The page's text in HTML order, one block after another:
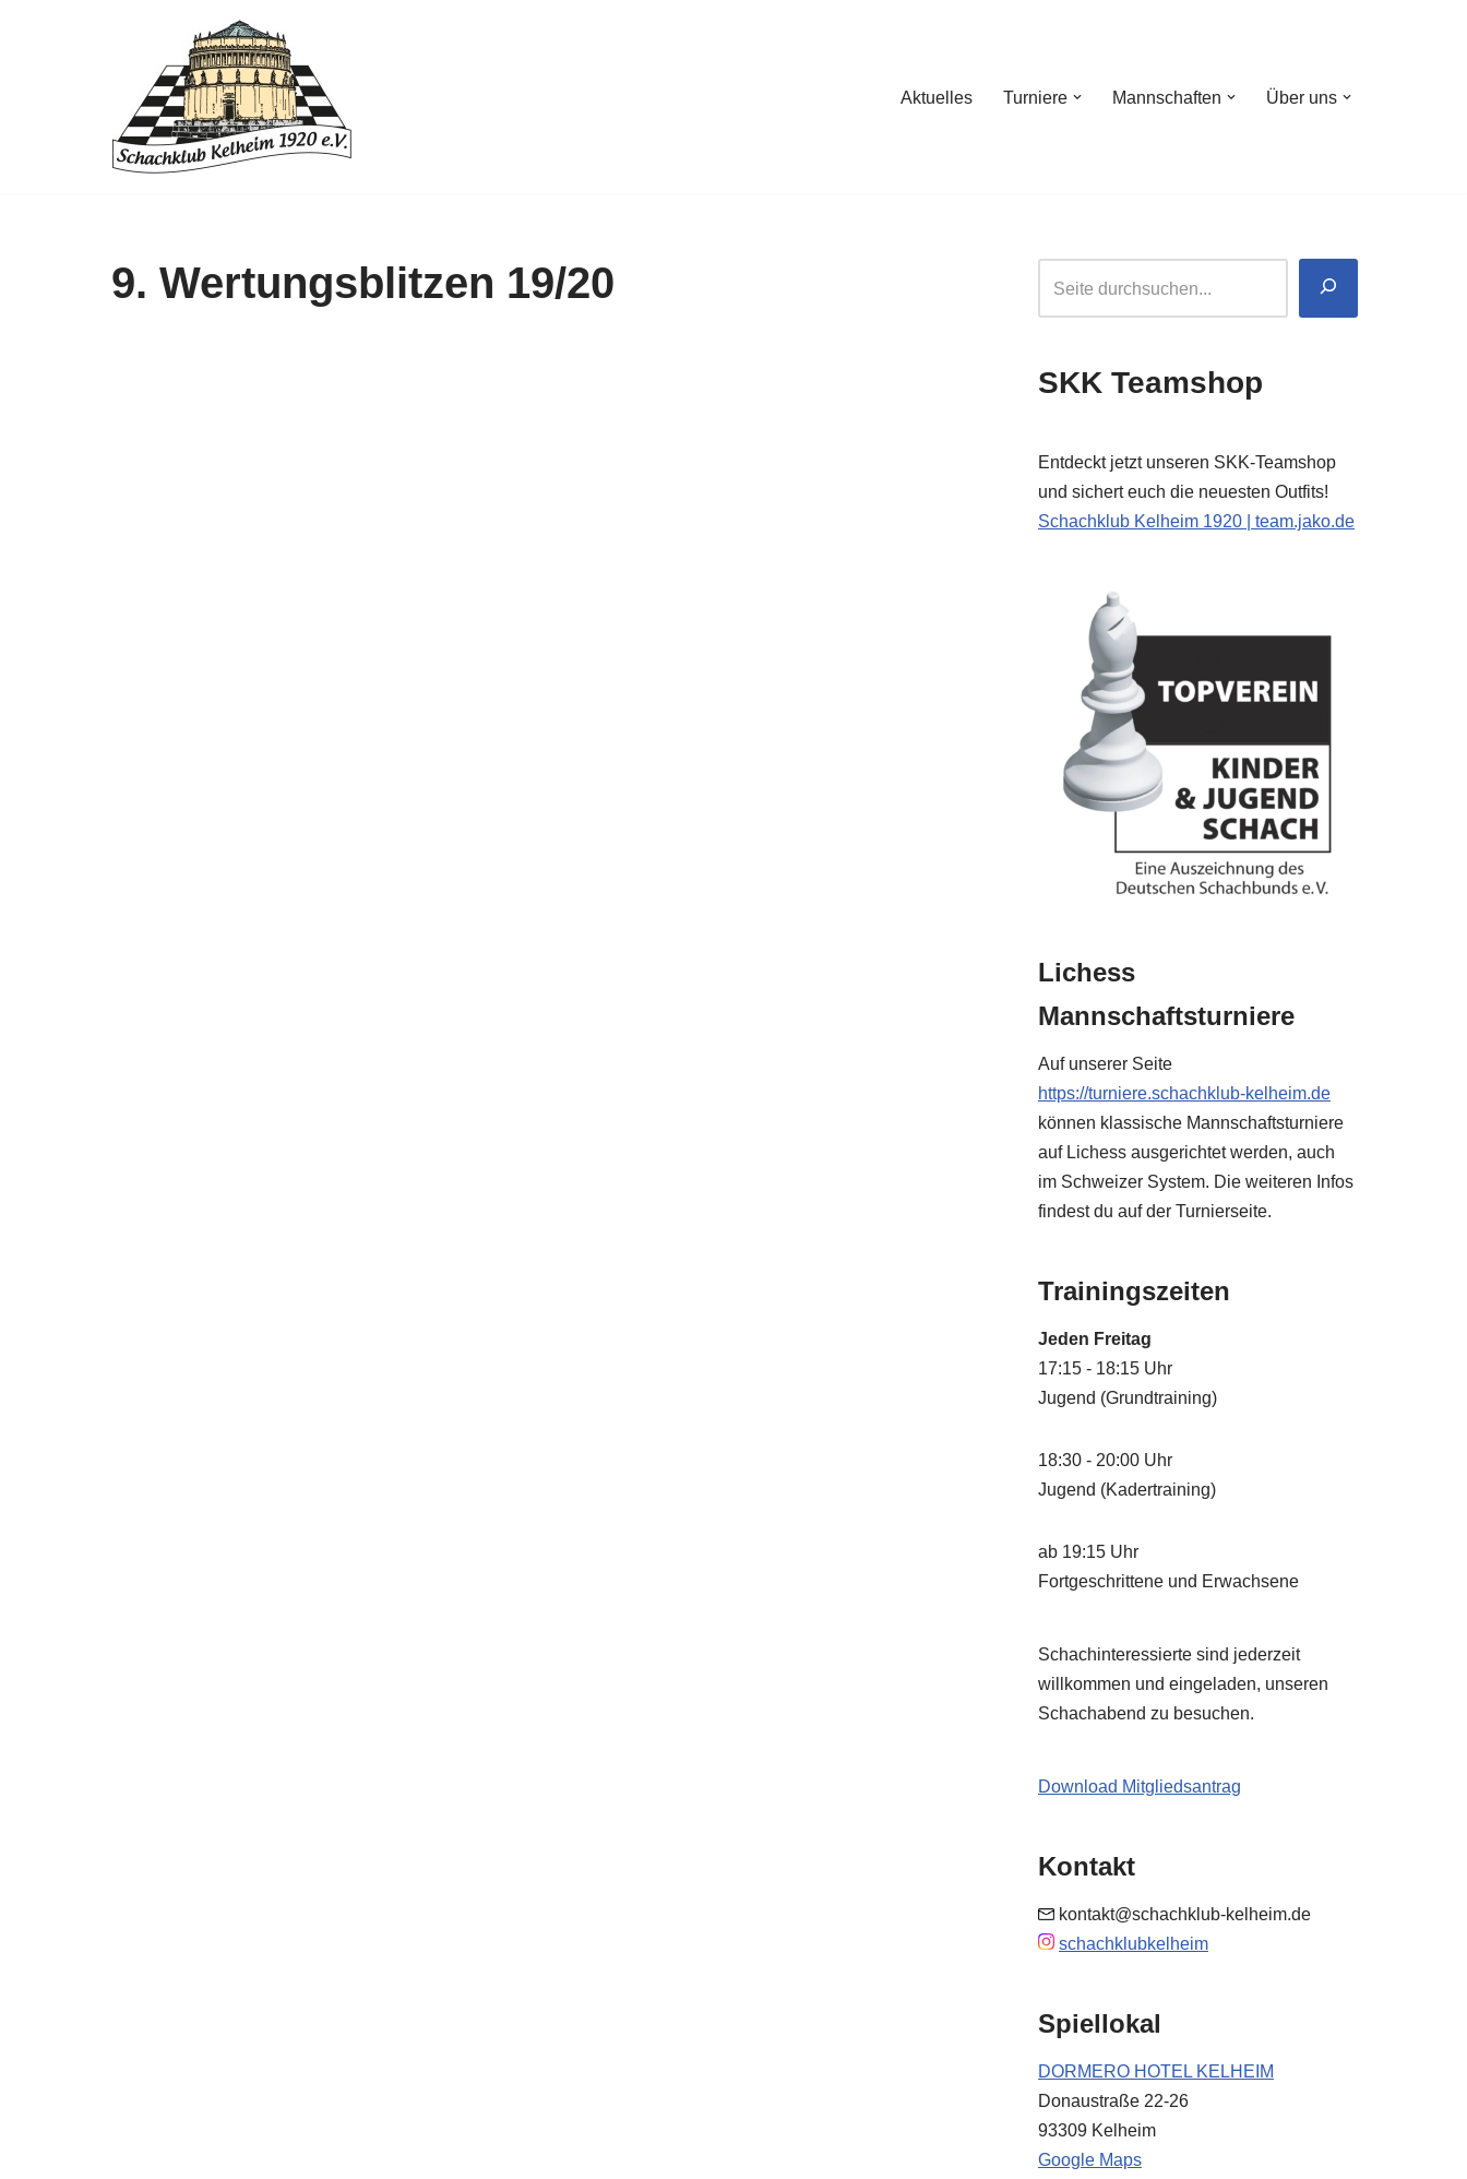
Aktuelles Turniere Mannschaften Über uns
9. Wertungsblitzen 19/20
SKK Teamshop
Entdeckt jetzt unseren SKK-Teamshop
und sichert euch die neuesten Outfits!
Schachklub Kelheim 1920 | team.jako.de
Lichess
Mannschaftsturniere
Auf unserer Seite
https://turniere.schachklub-kelheim.de
können klassische Mannschaftsturniere
auf Lichess ausgerichtet werden, auch
im Schweizer System. Die weiteren Infos
findest du auf der Turnierseite.
Trainingszeiten
Jeden Freitag
17:15 - 18:15 Uhr
Jugend (Grundtraining)
18:30 - 20:00 Uhr
Jugend (Kadertraining)
ab 19:15 Uhr
Fortgeschrittene und Erwachsene
Schachinteressierte sind jederzeit
willkommen und eingeladen, unseren
Schachabend zu besuchen.
Download Mitgliedsantrag
Kontakt
kontakt@schachklub-kelheim.de
schachklubkelheim
Spiellokal
DORMERO HOTEL KELHEIM
Donaustraße 22-26
93309 Kelheim
Google Maps